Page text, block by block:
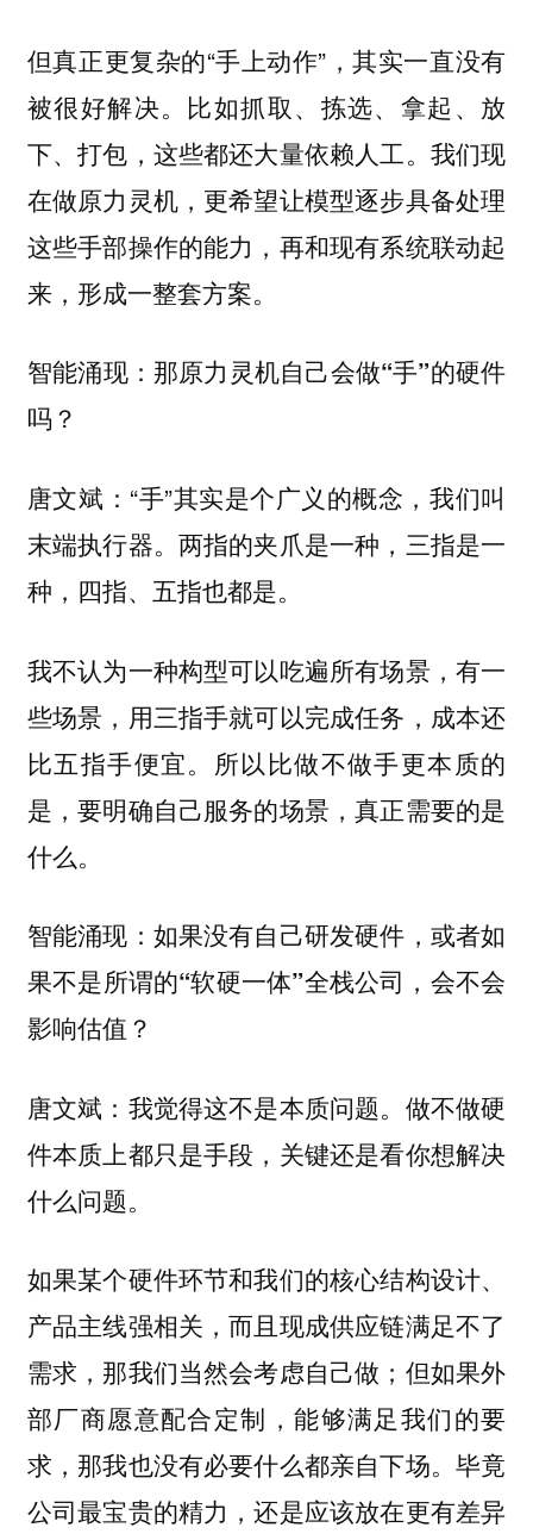
但真正更复杂的“手上动作”，其实一直没有
被很好解决。比如抓取、拣选、拿起、放
下、打包，这些都还大量依赖人工。我们现
在做原力灵机，更希望让模型逐步具备处理
这些手部操作的能力，再和现有系统联动起
来，形成一整套方案。
智能涌现：那原力灵机自己会做“手”的硬件
吗？
唐文斌：“手”其实是个广义的概念，我们叫
末端执行器。两指的夹爪是一种，三指是一
种，四指、五指也都是。
我不认为一种构型可以吃遍所有场景， 有一
些场景，用三指手就可以完成任务，成本还
比五指手便宜。所以比做不做手更本质的
是，要明确自己服务的场景，真正需要的是
什么。
智能涌现：如果没有自己研发硬件，或者如
果不是所谓的“软硬一体”全栈公司，会不会
影响估值？
唐文斌：我觉得这不是本质问题。做不做硬
件本质上都只是手段，关键还是看你想解决
什么问题。
如果某个硬件环节和我们的核心结构设计、
产品主线强相关，而且现成供应链满足不了
需求，那我们当然会考虑自己做；但如果外
部厂商愿意配合定制，能够满足我们的要
求，那我也没有必要什么都亲自下场。毕竟
公司最宝贵的精力，还是应该放在更有差异